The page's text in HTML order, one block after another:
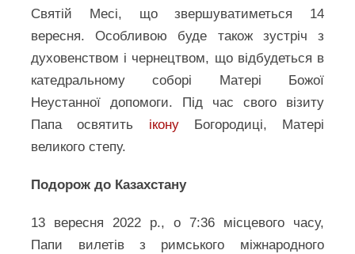
Святій Месі, що звершуватиметься 14
вересня. Особливою буде також зустріч з
духовенством і чернецтвом, що відбудеться в
катедральному соборі Матері Божої
Неустанної допомоги. Під час свого візиту
Папа освятить іконуБогородиці, Матері
великого степу.
Подорож до Казахстану
13 вересня 2022 р., о 7:36 місцевого часу,
Папи вилетів з римського міжнародного